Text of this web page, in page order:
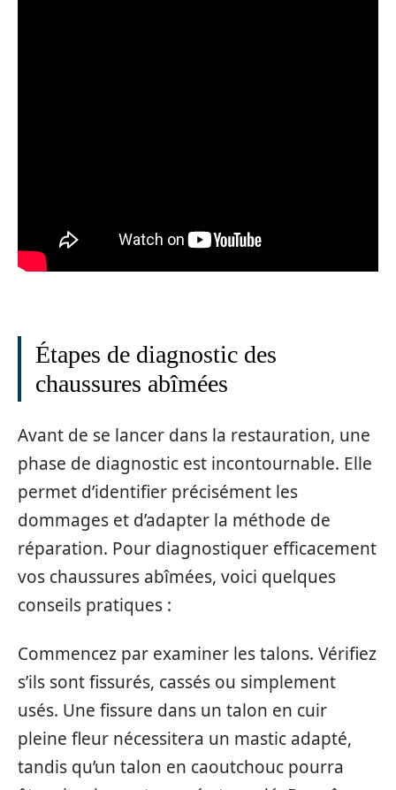
Étapes de diagnostic des
chaussures abîmées
Avant de se lancer dans la restauration, une
phase de diagnostic est incontournable. Elle
permet d’identifier précisément les
dommages et d’adapter la méthode de
réparation. Pour diagnostiquer efficacement
vos chaussures abîmées, voici quelques
conseils pratiques :
Commencez par examiner les talons. Vérifiez
s’ils sont fissurés, cassés ou simplement
usés. Une fissure dans un talon en cuir
pleine fleur nécessitera un mastic adapté,
tandis qu’un talon en caoutchouc pourra